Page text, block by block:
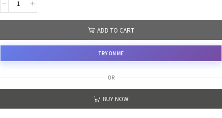
ADD TO CART
TRY ON ME
OR
BUY NOW